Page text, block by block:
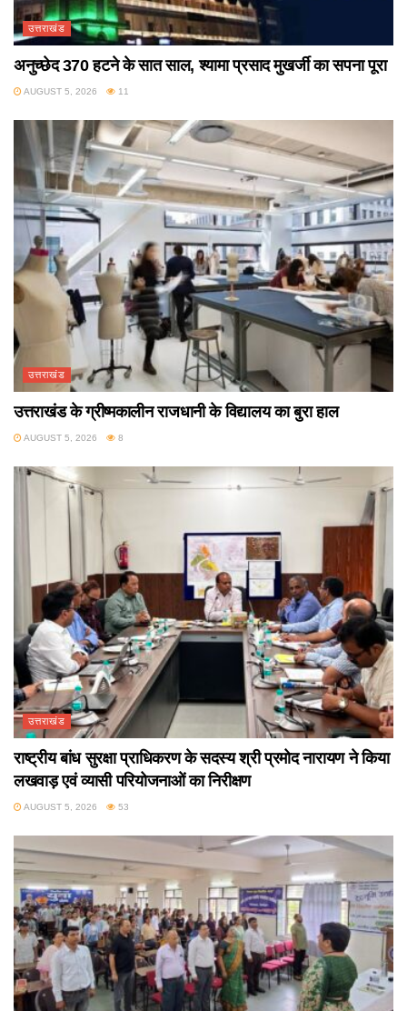
उत्तराखंड
अनुच्छेद 370 हटने के सात साल, श्यामा प्रसाद मुखर्जी का सपना पूरा
AUGUST 5, 2026 11
उत्तराखंड
उत्तराखंड के ग्रीष्मकालीन राजधानी के विद्यालय का बुरा हाल
AUGUST 5, 2026 8
उत्तराखंड
राष्ट्रीय बांध सुरक्षा प्राधिकरण के सदस्य श्री प्रमोद नारायण ने किया
लखवाड़ एवं व्यासी परियोजनाओं का निरीक्षण
AUGUST 5, 2026 53